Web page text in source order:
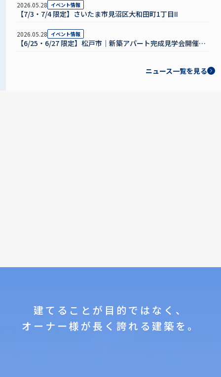
2026.05.28 イベント情報
【7/3・7/4 限定】さいたま市見沼区大和田町1丁目Ⅱ
2026.05.28 イベント情報
【6/25・6/27 限定】松戸市｜新築アパート完成見学会開催の
ニュース一覧を見る
建てることが目的ではなく、
オーナー様が長く誇れる建築を。